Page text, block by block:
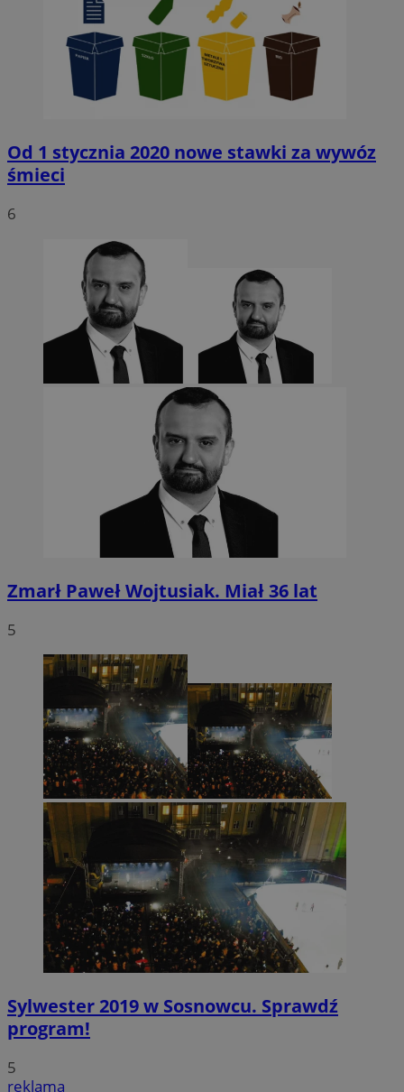
Od 1 stycznia 2020 nowe stawki za wywóz
śmieci
6
Zmarł Paweł Wojtusiak. Miał 36 lat
5
Sylwester 2019 w Sosnowcu. Sprawdź
program!
5
reklama